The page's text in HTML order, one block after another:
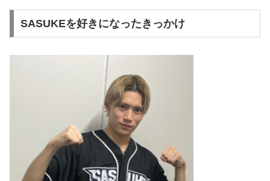
SASUKEを好きになったきっかけ